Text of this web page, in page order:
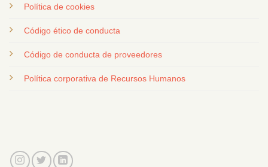
Política de cookies
Código ético de conducta
Código de conducta de proveedores
Política corporativa de Recursos Humanos